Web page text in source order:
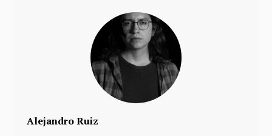
Alejandro Ruiz